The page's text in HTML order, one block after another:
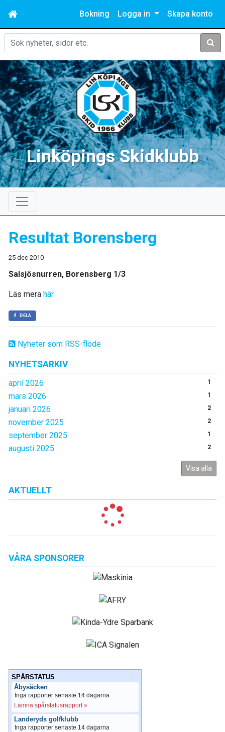
Bokning Logga in Skapa konto
Sök
Linköpings Skidklubb
Nyheter som RSS-flöde
NYHETSARKIV
april 2026 1
mars 2026 1
januari 2026 2
november 2025 2
september 2025 1
augusti 2025 2
Visa alla
AKTUELLT
Resultat Borensberg
25 dec 2010
Salsjösnurren, Borensberg 1/3
Läs mera här
DELA
VÅRA SPONSORER
SPÅRSTATUS
Åbysäcken
Inga rapporter senaste 14 dagarna
Lämna spårstatusrapport »
Landeryds golfklubb
Inga rapporter senaste 14 dagarna